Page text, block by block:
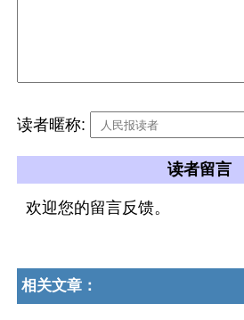
读者暱称:
读者留言
欢迎您的留言反馈。
相关文章：